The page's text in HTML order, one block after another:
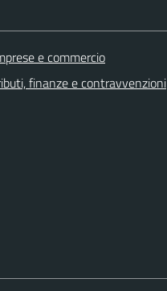
e commercio
finanze e contravvenzioni